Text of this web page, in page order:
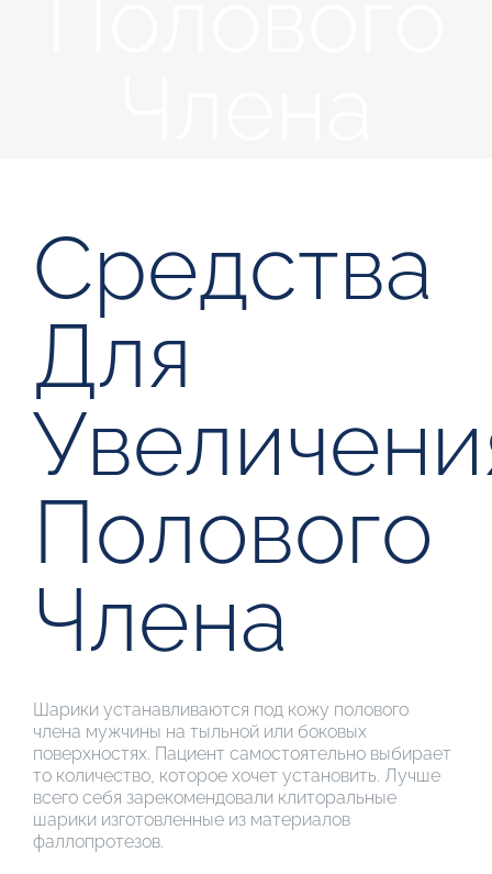
Средства
Для
Полового
Члена
Шарики устанавливаются под кожу полового
члена мужчины на тыльной или боковых
поверхностях. Пациент самостоятельно выбирает
то количество, которое хочет установить. Лучше
всего себя зарекомендовали клиторальные
шарики изготовленные из материалов
фаллопротезов.